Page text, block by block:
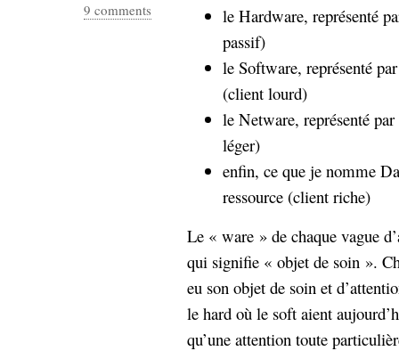
9 comments
le Hardware, représenté
passif)
le Software, représenté
(client lourd)
le Netware, représenté
léger)
enfin, ce que je nomme
ressource (client riche)
Le « ware » de chaque vague
qui signifie « objet de soin ».
eu son objet de soin et
le hard où le soft aient
qu’une attention toute